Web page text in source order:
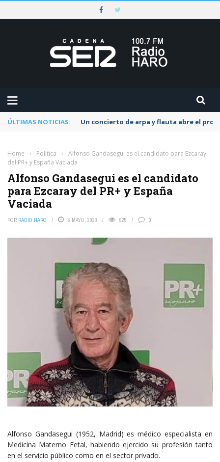
ÚLTIMAS NOTICIAS: Un concierto de arpa y flauta abre el
Home › Política ›
Alfonso Gandasegui es el candidato para Ezcaray
del PR+ y España Vaciada
Alfonso Gandasegui es el candidato
para Ezcaray del PR+ y España
Vaciada
POR RADIO HARO 5 MAYO, 2023 925 0
Alfonso Gandasegui (1952, Madrid) es médico especialista en
Medicina Materno Fetal, habiendo ejercido su profesión tanto
en el servicio público como en el sector privado.